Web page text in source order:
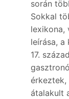
során
Sokkal
lexikona,
leírása, a
17.
érkeztek,
átalakult